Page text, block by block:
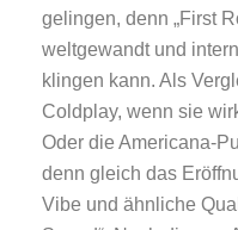
gelingen, denn „First
weltgewandt und
klingen kann. Als
Coldplay, wenn sie
Oder die Americana-
denn gleich das
Vibe und ähnliche